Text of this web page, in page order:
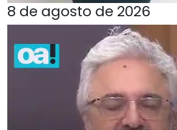
8 de agosto de 2026